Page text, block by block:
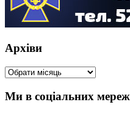
Архіви
Архіви
Ми в соціальних